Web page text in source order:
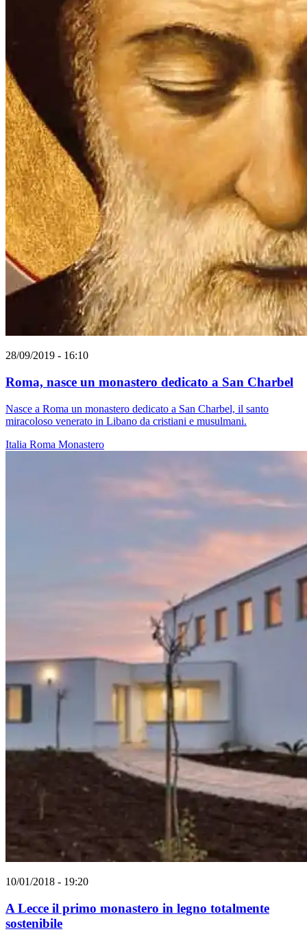
28/09/2019 - 16:10
Roma, nasce un monastero dedicato a San Charbel
Nasce a Roma un monastero dedicato a San Charbel, il santo
miracoloso venerato in Libano da cristiani e musulmani.
Italia Roma Monastero
10/01/2018 - 19:20
A Lecce il primo monastero in legno totalmente
sostenibile